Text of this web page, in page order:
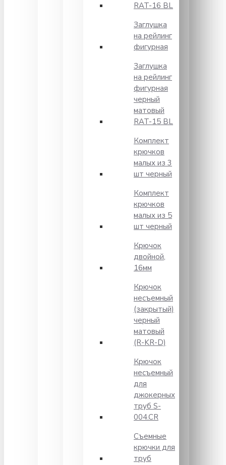
RAT-16 BL
Заглушка
на рейлинг
фигурная
Заглушка
на рейлинг
фигурная
черный
матовый
RAT-15 BL
Комплект
крючков
малых из 3
шт черный
Комплект
крючков
малых из 5
шт черный
Крючок
двойной,
16мм
Крючок
несъемный
(закрытый)
черный
матовый
(R-KR-D)
Крючок
несъемный
для
джокерных
труб S-
004.CR
Съемные
крючки для
труб